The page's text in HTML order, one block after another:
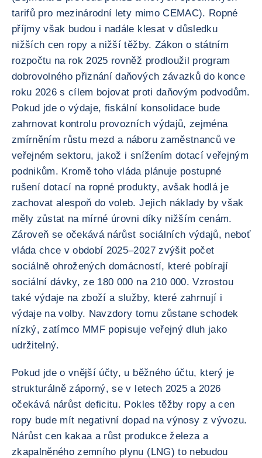
tarifů pro mezinárodní lety mimo CEMAC). Ropné
příjmy však budou i nadále klesat v důsledku
nižších cen ropy a nižší těžby. Zákon o státním
rozpočtu na rok 2025 rovněž prodloužil program
dobrovolného přiznání daňových závazků do konce
roku 2026 s cílem bojovat proti daňovým podvodům.
Pokud jde o výdaje, fiskální konsolidace bude
zahrnovat kontrolu provozních výdajů, zejména
zmírněním růstu mezd a náboru zaměstnanců ve
veřejném sektoru, jakož i snížením dotací veřejným
podnikům. Kromě toho vláda plánuje postupné
rušení dotací na ropné produkty, avšak hodlá je
zachovat alespoň do voleb. Jejich náklady by však
měly zůstat na mírné úrovni díky nižším cenám.
Zároveň se očekává nárůst sociálních výdajů, neboť
vláda chce v období 2025–2027 zvýšit počet
sociálně ohrožených domácností, které pobírají
sociální dávky, ze 180 000 na 210 000. Vzrostou
také výdaje na zboží a služby, které zahrnují i
výdaje na volby. Navzdory tomu zůstane schodek
nízký, zatímco MMF popisuje veřejný dluh jako
udržitelný.
Pokud jde o vnější účty, u běžného účtu, který je
strukturálně záporný, se v letech 2025 a 2026
očekává nárůst deficitu. Pokles těžby ropy a cen
ropy bude mít negativní dopad na výnosy z vývozu.
Nárůst cen kakaa a růst produkce železa a
zkapalněného zemního plynu (LNG) to nebudou